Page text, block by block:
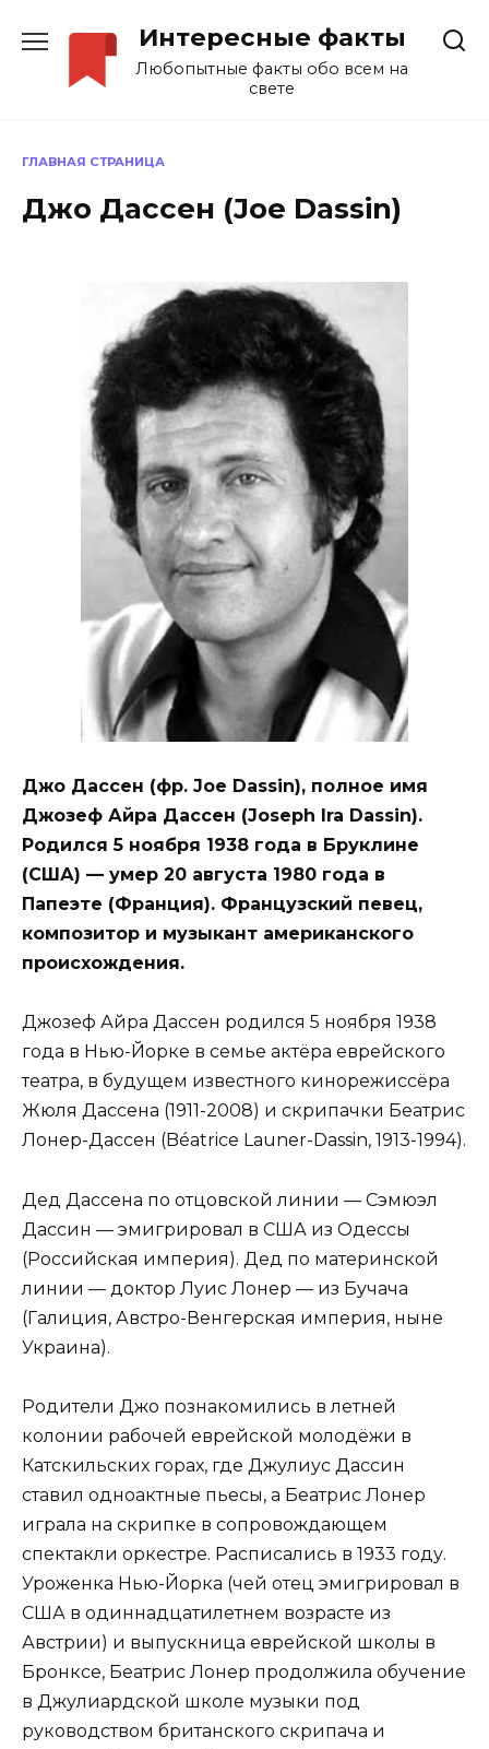
содержанию
Интересные факты
Любопытные факты обо всем на
свете
ГЛАВНАЯ СТРАНИЦА
Джо Дассен (Joe Dassin)
Джо Дассен (фр. Joe Dassin), полное имя
Джозеф Айра Дассен (Joseph Ira Dassin).
Родился 5 ноября 1938 года в Бруклине
(США) — умер 20 августа 1980 года в
Папеэте (Франция). Французский певец,
композитор и музыкант американского
происхождения.
Джозеф Айра Дассен родился 5 ноября 1938
года в Нью-Йорке в семье актёра еврейского
театра, в будущем известного кинорежиссёра
Жюля Дассена (1911-2008) и скрипачки Беатрис
Лонер-Дассен (Béatrice Launer-Dassin, 1913-1994).
Дед Дассена по отцовской линии — Сэмюэл
Дассин — эмигрировал в США из Одессы
(Российская империя). Дед по материнской
линии — доктор Луис Лонер — из Бучача
(Галиция, Австро-Венгерская империя, ныне
Украина).
Родители Джо познакомились в летней
колонии рабочей еврейской молодёжи в
Катскильских горах, где Джулиус Дассин
ставил одноактные пьесы, а Беатрис Лонер
играла на скрипке в сопровождающем
спектакли оркестре. Расписались в 1933 году.
Уроженка Нью-Йорка (чей отец эмигрировал в
США в одиннадцатилетнем возрасте из
Австрии) и выпускница еврейской школы в
Бронксе, Беатрис Лонер продолжила обучение
в Джулиардской школе музыки под
руководством британского скрипача и